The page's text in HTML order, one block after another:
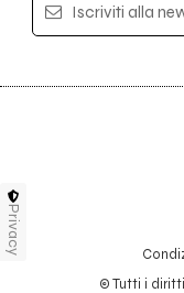
Iscriviti alla
© Tutti i
Privacy